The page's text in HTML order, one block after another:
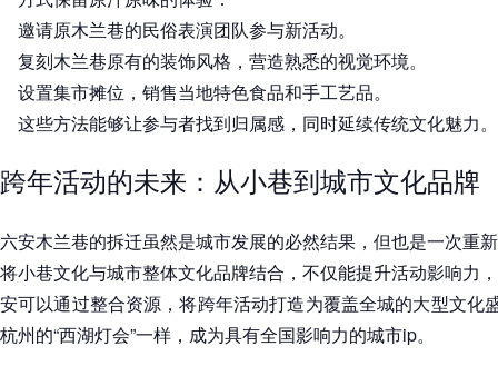
邀请原木兰巷的民俗表演团队参与新活动。
复刻木兰巷原有的装饰风格，营造熟悉的视觉环境。
设置集市摊位，销售当地特色食品和手工艺品。
这些方法能够让参与者找到归属感，同时延续传统文化魅力。
跨年活动的未来：从小巷到城市文化品牌
六安木兰巷的拆迁虽然是城市发展的必然结果，但也是一次重
将小巷文化与城市整体文化品牌结合，不仅能提升活动影响力
安可以通过整合资源，将跨年活动打造为覆盖全城的大型文化
杭州的“西湖灯会”一样，成为具有全国影响力的城市ip。